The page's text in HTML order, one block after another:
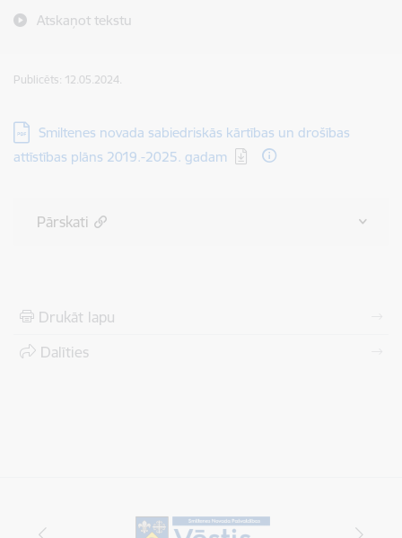
Atskaņot tekstu
Publicēts: 12.05.2024.
Lejupielādēt:
Smiltenes novada sabiedriskās kārtības un drošības
attīstības plāns 2019.-2025. gadam
Pārskati
Drukāt lapu
Dalīties